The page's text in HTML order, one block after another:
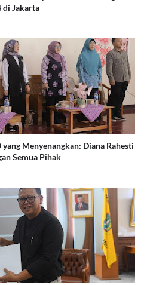
di Jakarta
Menyenangkan: Diana Rahesti
Semua Pihak